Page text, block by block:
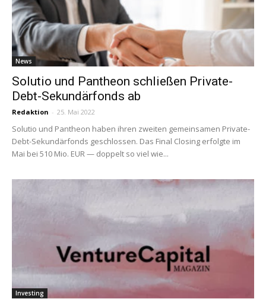
News
Solutio und Pantheon schließen Private-
Debt-Sekundärfonds ab
Redaktion - 25. Mai 2022
Solutio und Pantheon haben ihren zweiten gemeinsamen Private-
Debt-Sekundärfonds geschlossen. Das Final Closing erfolgte im
Mai bei 510 Mio. EUR — doppelt so viel wie...
Investing